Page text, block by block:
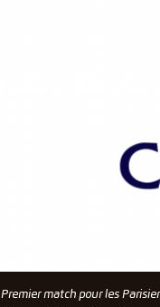
Premier match pour les